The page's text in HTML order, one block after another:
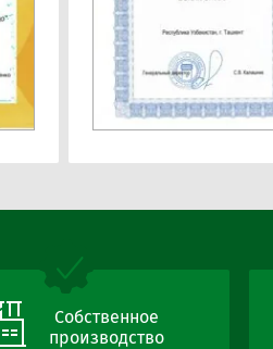
Собственное
производство